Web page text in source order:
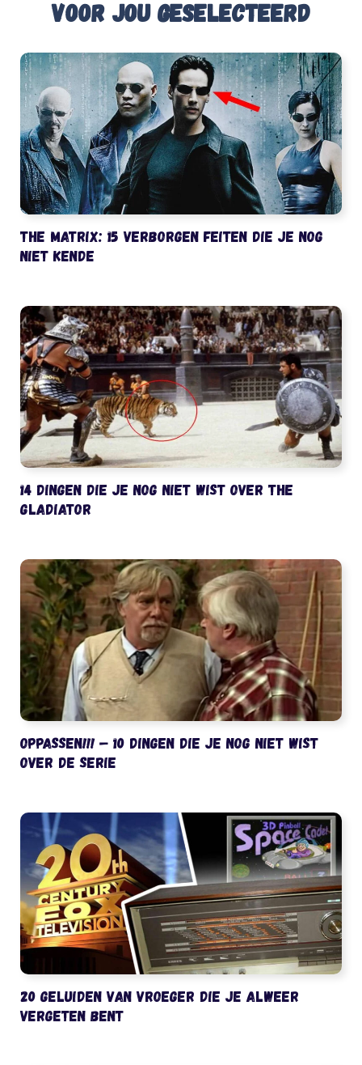
Voor jou geselecteerd
The Matrix: 15 verborgen feiten die je nog
niet kende
14 dingen die je nog niet wist over The
Gladiator
Oppassen!!! – 10 dingen die je nog niet wist
over de serie
20 geluiden van vroeger die je alweer
vergeten bent